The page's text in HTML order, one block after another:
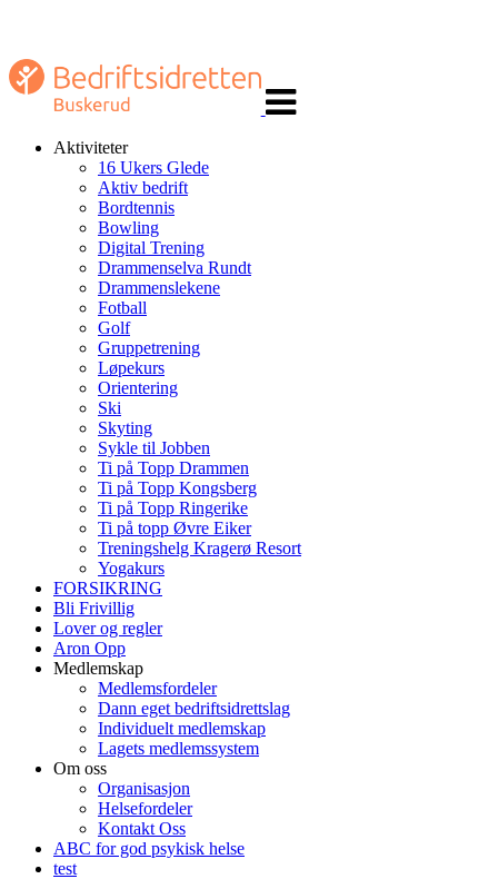
navigasjon
Aktiviteter
16 Ukers Glede
Aktiv bedrift
Bordtennis
Bowling
Digital Trening
Drammenselva Rundt
Drammenslekene
Fotball
Golf
Gruppetrening
Løpekurs
Orientering
Ski
Skyting
Sykle til Jobben
Ti på Topp Drammen
Ti på Topp Kongsberg
Ti på Topp Ringerike
Ti på topp Øvre Eiker
Treningshelg Kragerø Resort
Yogakurs
FORSIKRING
Bli Frivillig
Lover og regler
Aron Opp
Medlemskap
Medlemsfordeler
Dann eget bedriftsidrettslag
Individuelt medlemskap
Lagets medlemssystem
Om oss
Organisasjon
Helsefordeler
Kontakt Oss
ABC for god psykisk helse
test